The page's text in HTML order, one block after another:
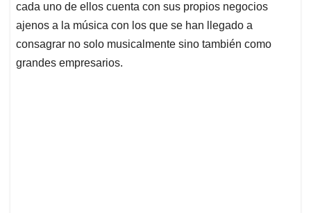
cada uno de ellos cuenta con sus propios negocios
ajenos a la música con los que se han llegado a
consagrar no solo musicalmente sino también como
grandes empresarios.